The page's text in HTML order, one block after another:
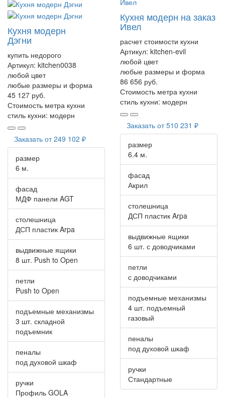
Кухня модерн
Дэгни
купить недорого
Артикул: kitchen0038
любой цвет
любые размеры и форма
45 127 руб.
Стоимость метра кухни
стиль кухни: модерн
Заказать от249 102 ₽
размер
6 м.
фасад
МДФ панели AGT
столешница
ДСП пластик Arpa
выдвижные ящики
8 шт. Push to Open
петли
Push to Open
подъемные механизмы
3 шт. складной
подъемник
пеналы
под духовой шкаф
ручки
Профиль GOLA
Кухня модерн на заказ
Ивел
расчет стоимости кухни
Артикул: kitchen-evil
любой цвет
любые размеры и форма
86 656 руб.
Стоимость метра кухни
стиль кухни: модерн
Заказать от510 231 ₽
размер
6.4 м.
фасад
Акрил
столешница
ДСП пластик Arpa
выдвижные ящики
6 шт. с доводчиками
петли
с доводчиками
подъемные механизмы
4 шт. подъемный
газовый
пеналы
под духовой шкаф
ручки
Стандартные